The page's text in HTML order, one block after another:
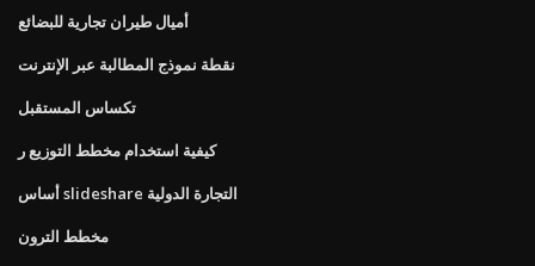
أميال طيران تجارية للبضائع
نقطة نموذج المطالبة عبر الإنترنت
تكساس المستقبل
كيفية استخدام مخطط التوزيع ر
أساس slideshare التجارة الدولية
مخطط الترون